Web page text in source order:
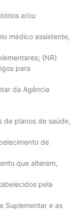
e/ou
médico assistente,
(NR)
para
da Agência
de planos de saúde,
de
que alterem,
pela
Suplementar e as